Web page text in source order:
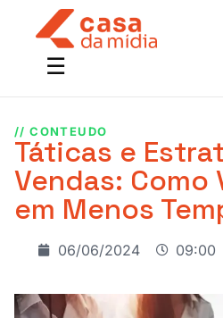
// CONTEUDO
Táticas e
Vendas: Como
em Menos
06/06/2024 09:00